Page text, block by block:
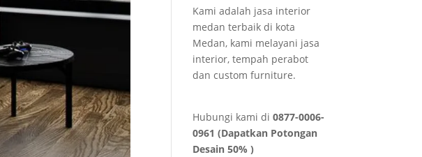
Kami adalah jasa interior
medan terbaik di kota
Medan, kami melayani jasa
interior, tempah perabot
dan custom furniture.
Hubungi kami di0877-0006-
0961 (Dapatkan Potongan
Desain 50% )